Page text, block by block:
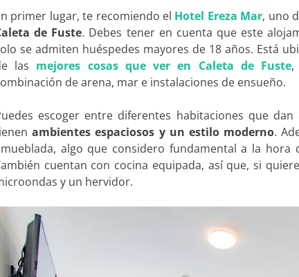
primer lugar, te recomiendo el Hotel Ereza Mar, uno
de Fuste. Debes tener en cuenta que este
se admiten huéspedes mayores de 18 años. Está
las mejores cosas que ver en Caleta de Fuste,
de arena, mar e instalaciones de ensueño.
escoger entre diferentes habitaciones que
ambientes espaciosos y un estilo moderno.
algo que considero fundamental a la
cuentan con cocina equipada, así que, si
y un hervidor.